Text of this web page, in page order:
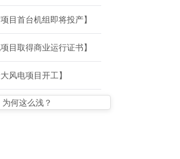
目首台机组即将投产】
目取得商业运行证书】
风电项目开工】